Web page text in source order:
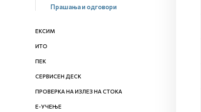
Прашања и одговори
ЕКСИМ
ИТО
ПЕК
СЕРВИСЕН ДЕСК
ПРОВЕРКА НА ИЗЛЕЗ НА СТОКА
Е-УЧЕЊЕ